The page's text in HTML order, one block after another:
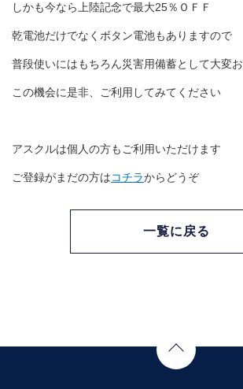
しかも今なら上陸記念で最大25％ＯＦＦ
乾電池だけでなくボタン電池もありますので
普段使いにはもちろん災害用備蓄として大変
この機会に是非、ご利用してみてください
アスクルは個人の方もご利用いただけます
ご登録がまだの方はコチラからどうぞ
一覧に戻る